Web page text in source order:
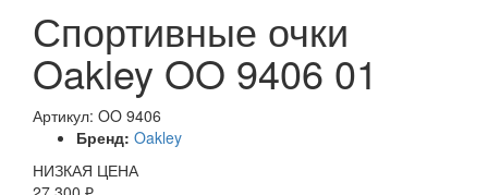
Спортивные очки
Oakley OO 9406 01
Артикул: OO 9406
Бренд: Oakley
НИЗКАЯ ЦЕНА